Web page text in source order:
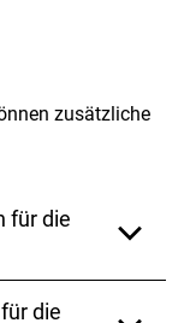
zusätzliche
für die
die